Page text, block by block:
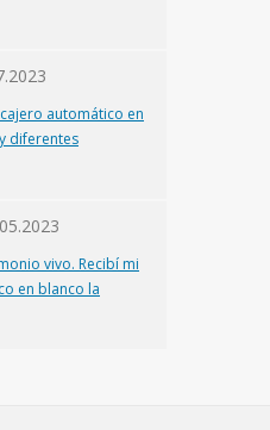
automático en
diferentes
vivo. Recibí mi
en blanco la